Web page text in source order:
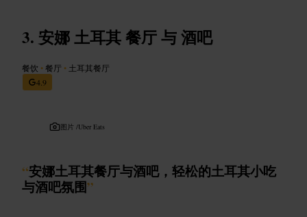
安娜 土耳其 餐厅 与 酒吧
餐饮 •餐厅 • 土耳其餐厅
4.9
图片 /Uber Eats
“安娜土耳其餐厅与酒吧，轻松的土耳其小吃
与酒吧氛围”